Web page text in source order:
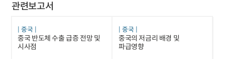
관련보고서
중국
중국 반도체 수출 급증 전망 및
시사점
중국
중국의 저금리 배경 및
파급영향